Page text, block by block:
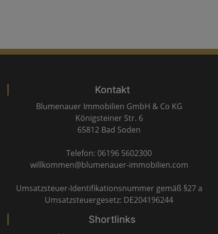
Kontakt
Blumenauer Immobilien GmbH & Co KG
Königsteiner Str. 6
65812 Bad Soden
Telefon: 06196 5602300
willkommen@blumenauer-immobilien.com
Umsatzsteuer-Identifikationsnummer gemäß §27 a
Umsatzsteuergesetz: DE204196244
Shortlinks